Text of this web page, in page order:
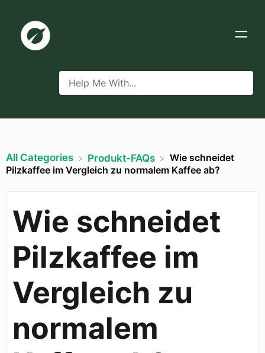
All Categories ​Produkt-FAQs
Wie schneidet
Pilzkaffee im Vergleich zu normalem Kaffee ab?
Wie schneidet
Pilzkaffee im
Vergleich zu
normalem